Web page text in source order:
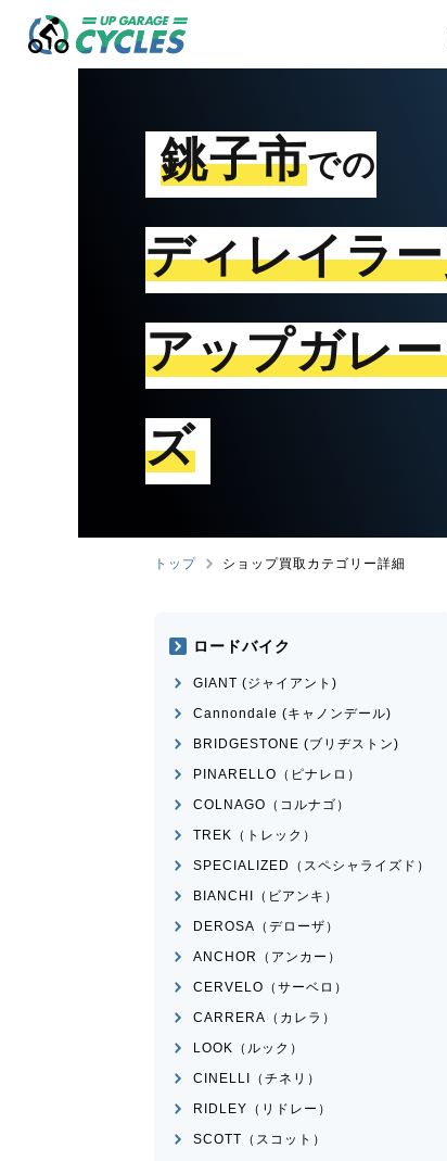
銚子市での
ディレイラ
アップガレ
ズ
トップ ショップ買取カテゴリー詳細
ロードバイク
GIANT (ジャイアント)
Cannondale (キャノンデール)
BRIDGESTONE (ブリヂストン)
PINARELLO（ピナレロ）
COLNAGO（コルナゴ）
TREK（トレック）
SPECIALIZED（スペシャライズド）
BIANCHI（ビアンキ）
DEROSA（デローザ）
ANCHOR（アンカー）
CERVELO（サーベロ）
CARRERA（カレラ）
LOOK（ルック）
CINELLI（チネリ）
RIDLEY（リドレー）
SCOTT（スコット）